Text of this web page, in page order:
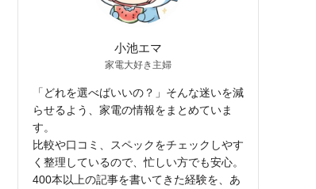
小池エマ
家電大好き主婦
「どれを選べばいいの？」そんな迷いを減
らせるよう、家電の情報をまとめていま
す。
比較や口コミ、スペックをチェックしやす
く整理しているので、忙しい方でも安心。
400本以上の記事を書いてきた経験を、あ